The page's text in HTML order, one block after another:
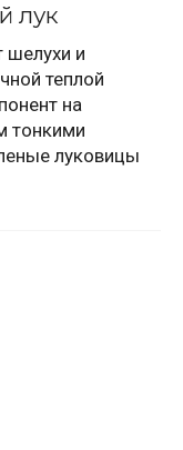
лук
и
теплой
на
тонкими
луковицы